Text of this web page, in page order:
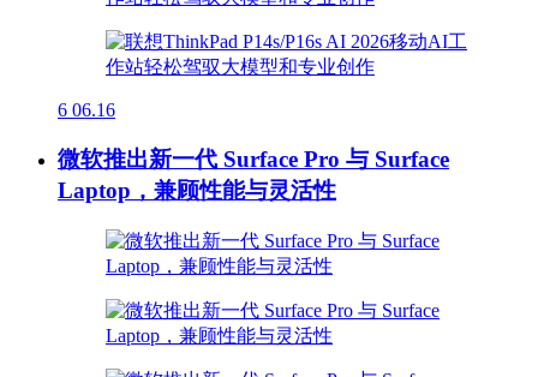
6 06.16
微软推出新一代 Surface Pro 与 Surface
Laptop，兼顾性能与灵活性